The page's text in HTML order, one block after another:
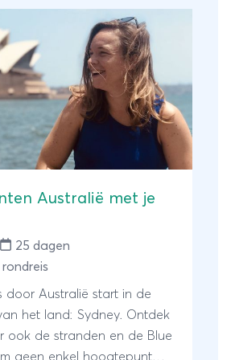
Australië met je
25 dagen
rondreis
door Australië start in de
het land: Sydney. Ontdek
ook de stranden en de Blue
geen enkel hoogtepunt